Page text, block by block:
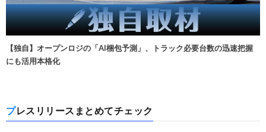
【独自】オープンロジの「AI梱包予測」、トラック必要台数の迅速把握
にも活用本格化
プレスリリースまとめてチェック